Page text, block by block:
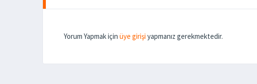
Yorum Yapmak için üye girişi yapmanız gerekmektedir.